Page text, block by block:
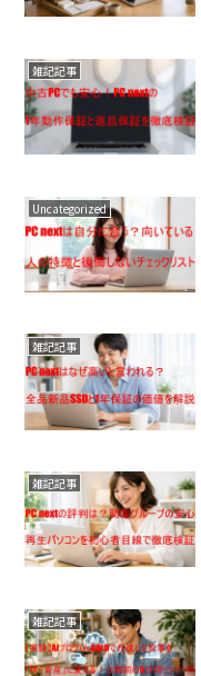
雑記記事
Uncategorized
雑記記事
雑記記事
雑記記事